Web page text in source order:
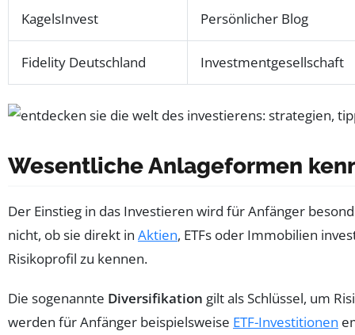
KagelsInvest Persönlicher Blog
Fidelity Deutschland Investmentgesellschaft
Wesentliche Anlageformen
Der Einstieg in das Investieren wird für Anfänger
nicht, ob sie direkt in Aktien, ETFs oder Immobilien
Risikoprofil zu kennen.
Die sogenannte Diversifikation gilt als Schlüssel, um
werden für Anfänger beispielsweise ETF-Investitionen